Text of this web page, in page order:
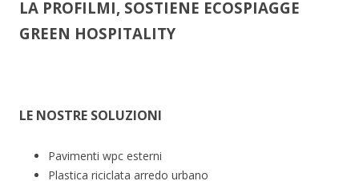
LA PROFILMI, SOSTIENE ECOSPIAGGE
GREEN HOSPITALITY
LE NOSTRE SOLUZIONI
Pavimenti wpc esterni
Plastica riciclata arredo urbano